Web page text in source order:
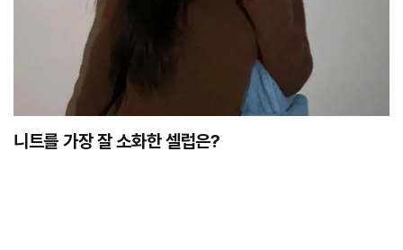
니트를 가장 잘 소화한 셀럽은?